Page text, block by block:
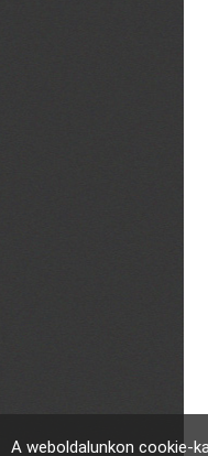
A weboldalunkon cookie-